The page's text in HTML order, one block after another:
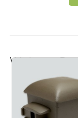
Weitere